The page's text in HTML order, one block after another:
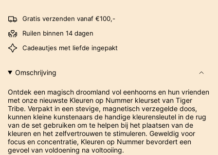
Gratis verzenden vanaf €100,-
Ruilen binnen 14 dagen
Cadeautjes met liefde ingepakt
Omschrijving
Ontdek een magisch droomland vol eenhoorns en hun vrienden
met onze nieuwste Kleuren op Nummer kleurset van Tiger
Tribe. Verpakt in een stevige, magnetisch verzegelde doos,
kunnen kleine kunstenaars de handige kleurensleutel in de rug
van de set gebruiken om te helpen bij het plaatsen van de
kleuren en het zelfvertrouwen te stimuleren. Geweldig voor
focus en concentratie, Kleuren op Nummer bevordert een
gevoel van voldoening na voltooiing.